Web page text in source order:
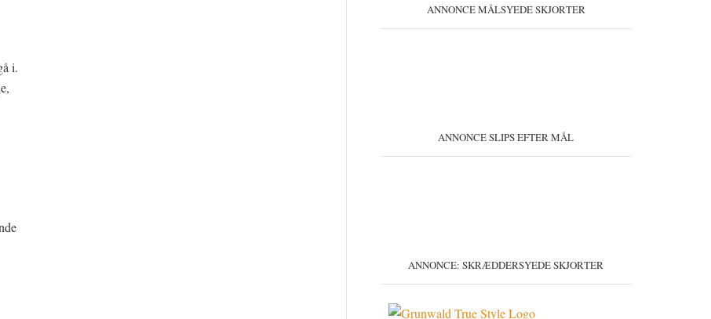
i.
ANNONCE MÅLSYEDE SKJORTER
ANNONCE SLIPS EFTER MÅL
ANNONCE: SKRÆDDERSYEDE SKJORTER